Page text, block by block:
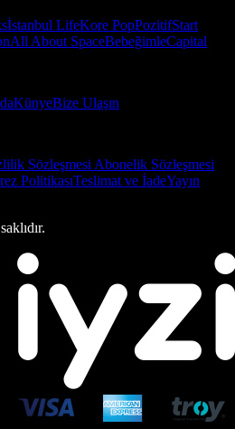
İstanbul LifeKore PopPozitifStart
All About SpaceBebeğimleCapital
KünyeBize Ulaşın
Sözleşmesi Abonelik Sözleşmesi
PolitikasıTeslimat ve İadeYayın